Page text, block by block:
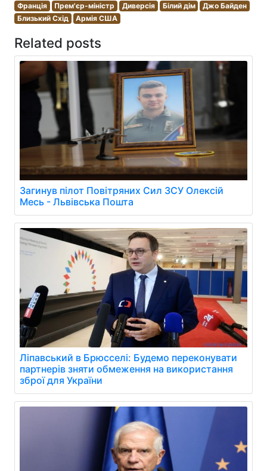
Франція
Прем'єр-міністр Диверсія Білий дім
Джо Байден
Близький Схід
Армія США
Related posts
Загинув пілот Повітряних Сил ЗСУ Олексій
Месь - Львівська Пошта
Ліпавський в Брюсселі: Будемо переконувати
партнерів зняти обмеження на використання
зброї для України